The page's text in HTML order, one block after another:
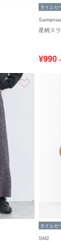
タイムセ
星柄ス
¥990
タイムセ
SM2